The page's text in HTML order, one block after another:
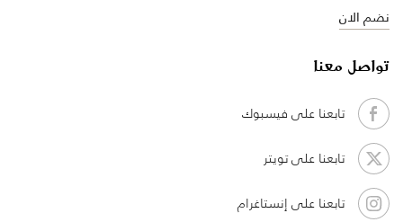
نضم الان
تواصل معنا
تابعنا على فيسبوك
تابعنا على تويتر
تابعنا على إنستاغرام